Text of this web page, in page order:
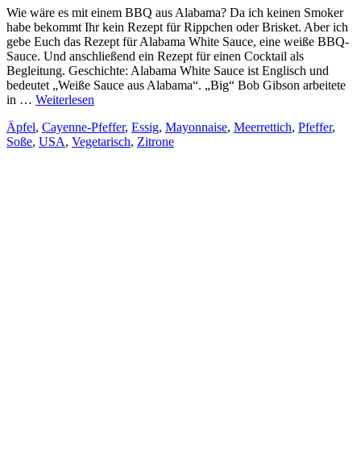
Wie wäre es mit einem BBQ aus Alabama? Da ich keinen Smoker
habe bekommt Ihr kein Rezept für Rippchen oder Brisket. Aber ich
gebe Euch das Rezept für Alabama White Sauce, eine weiße BBQ-
Sauce. Und anschließend ein Rezept für einen Cocktail als
Begleitung. Geschichte: Alabama White Sauce ist Englisch und
bedeutet „Weiße Sauce aus Alabama“. „Big“ Bob Gibson arbeitete
in … Weiterlesen
Äpfel, Cayenne-Pfeffer, Essig, Mayonnaise, Meerrettich, Pfeffer,
Soße, USA, Vegetarisch, Zitrone